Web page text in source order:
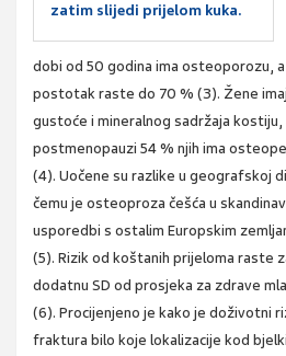
zatim slijedi prijelom kuka.
dobi od 50 godina ima osteoporozu,
postotak raste do 70 % (3). Žene
gustoće i mineralnog sadržaja kostiju,
postmenopauzi 54 % njih ima
(4). Uočene su razlike u geografskoj
čemu je osteoproza češća u
usporedbi s ostalim Europskim
(5). Rizik od koštanih prijeloma raste
dodatnu SD od prosjeka za zdrave
(6). Procijenjeno je kako je doživotni
fraktura bilo koje lokalizacije kod